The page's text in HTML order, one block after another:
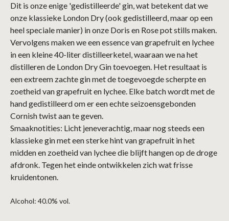
Dit is onze enige 'gedistilleerde' gin, wat betekent dat we
onze klassieke London Dry (ook gedistilleerd, maar op een
heel speciale manier) in onze Doris en Rose pot stills maken.
Vervolgens maken we een essence van grapefruit en lychee
in een kleine 40-liter distilleerketel, waaraan we na het
distilleren de London Dry Gin toevoegen. Het resultaat is
een extreem zachte gin met de toegevoegde scherpte en
zoetheid van grapefruit en lychee. Elke batch wordt met de
hand gedistilleerd om er een echte seizoensgebonden
Cornish twist aan te geven.
Smaaknotities: Licht jeneverachtig, maar nog steeds een
klassieke gin met een sterke hint van grapefruit in het
midden en zoetheid van lychee die blijft hangen op de droge
afdronk. Tegen het einde ontwikkelen zich wat frisse
kruidentonen.
Alcohol: 40.0% vol.